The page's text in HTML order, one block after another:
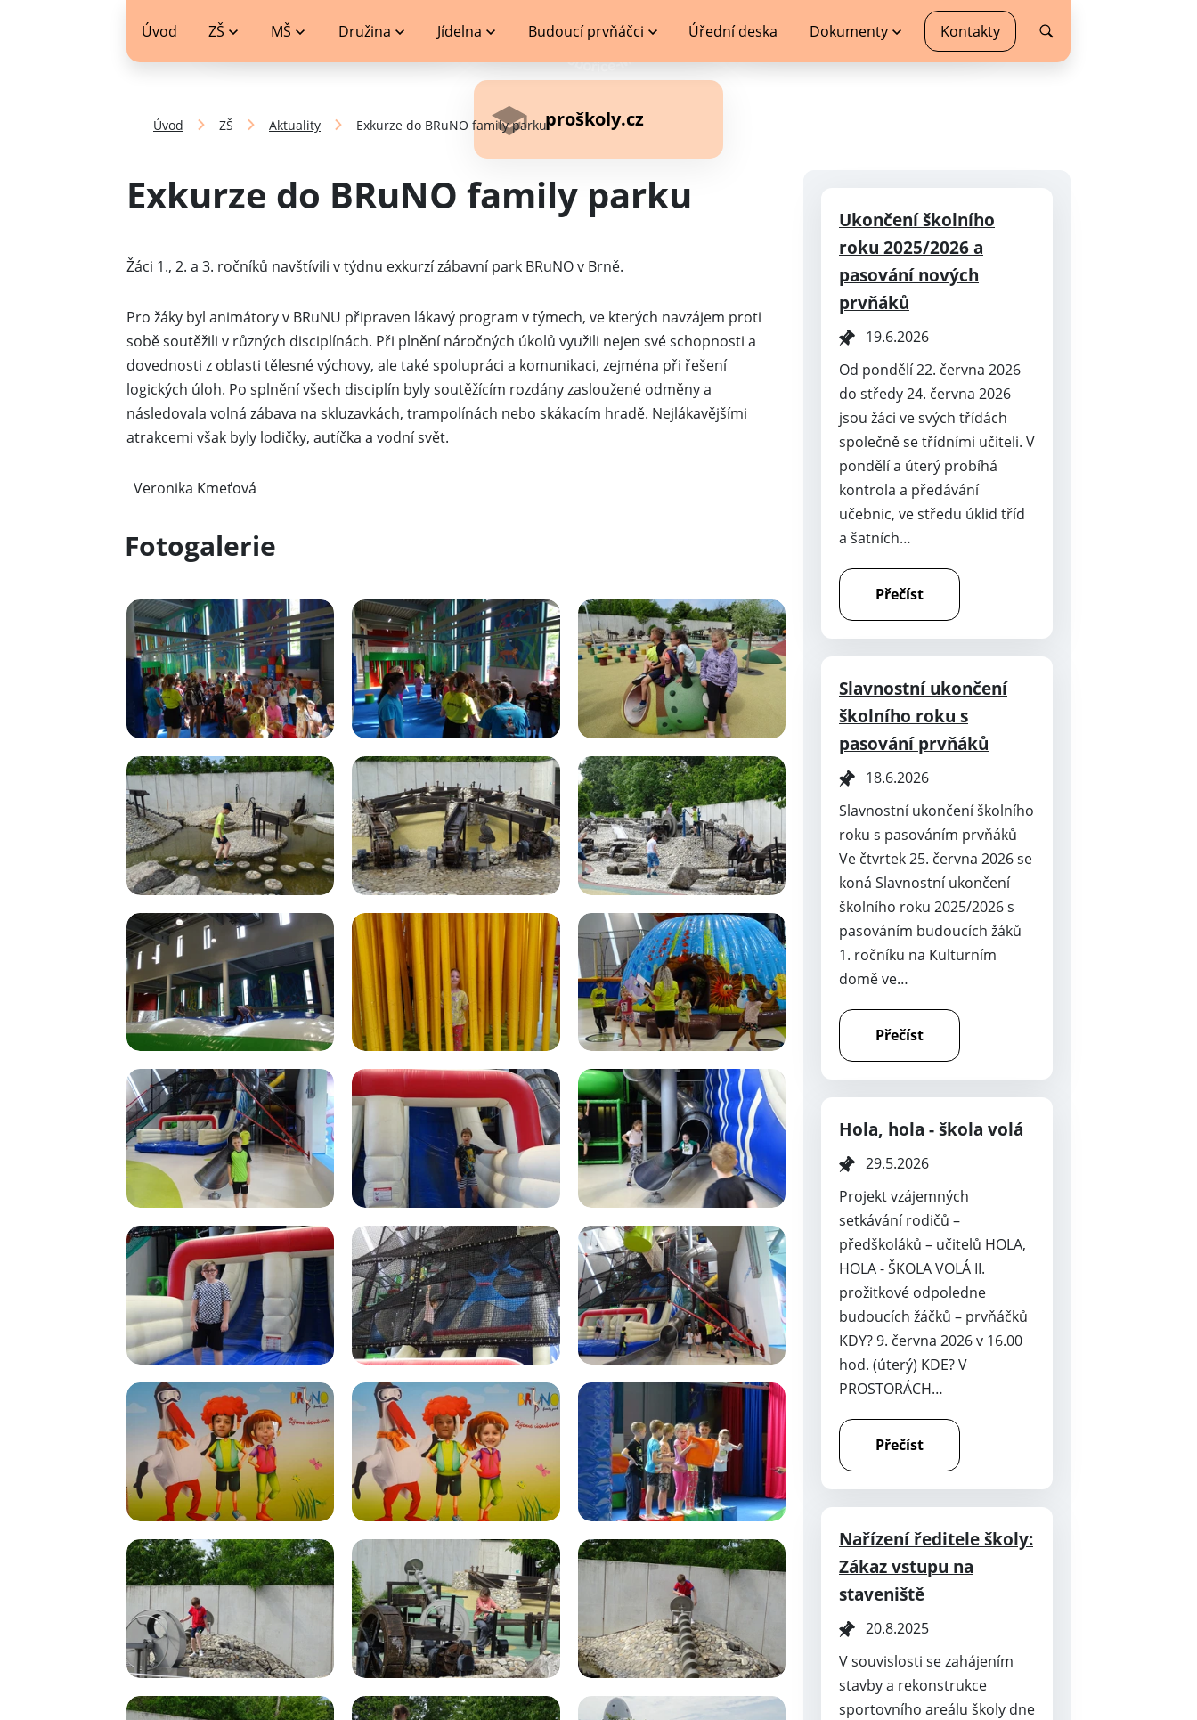
Úvod ZŠ MŠ Družina Jídelna Budoucí prvňáčci Úřední deska Dokumenty Kontakty
proškoly.cz
Úvod ZŠ Aktuality Exkurze do BRuNO family parku
Exkurze do BRuNO family parku
Žáci 1., 2. a 3. ročníků navštívili v týdnu exkurzí zábavní park BRuNO v Brně.
Pro žáky byl animátory v BRuNU připraven lákavý program v týmech, ve kterých navzájem proti
sobě soutěžili v různých disciplínách. Při plnění náročných úkolů využili nejen své schopnosti a
dovednosti z oblasti tělesné výchovy, ale také spolupráci a komunikaci, zejména při řešení
logických úloh. Po splnění všech disciplín byly soutěžícím rozdány zasloužené odměny a
následovala volná zábava na skluzavkách, trampolínách nebo skákacím hradě. Nejlákavějšími
atrakcemi však byly lodičky, autíčka a vodní svět.
Veronika Kmeťová
Fotogalerie
Ukončení školního
roku 2025/2026 a
pasování nových
prvňáků
19.6.2026
Od pondělí 22. června 2026
do středy 24. června 2026
jsou žáci ve svých třídách
společně se třídními učiteli. V
pondělí a úterý probíhá
kontrola a předávání
učebnic, ve středu úklid tříd
a šatních…
Přečíst
Slavnostní ukončení
školního roku s
pasování prvňáků
18.6.2026
Slavnostní ukončení školního
roku s pasováním prvňáků
Ve čtvrtek 25. června 2026 se
koná Slavnostní ukončení
školního roku 2025/2026 s
pasováním budoucích žáků
1. ročníku na Kulturním
domě ve…
Přečíst
Hola, hola - škola volá
29.5.2026
Projekt vzájemných
setkávání rodičů –
předškoláků – učitelů HOLA,
HOLA - ŠKOLA VOLÁ II.
prožitkové odpoledne
budoucích žáčků – prvňáčků
KDY? 9. června 2026 v 16.00
hod. (úterý) KDE? V
PROSTORÁCH…
Přečíst
Nařízení ředitele školy:
Zákaz vstupu na
staveniště
20.8.2025
V souvislosti se zahájením
stavby a rekonstrukce
sportovního areálu školy dne